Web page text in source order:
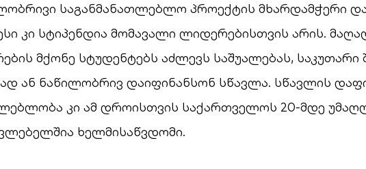
საგანმანათლებლო პროექტის მხარდამჭერი
კი სტიპენდია მომავალი ლიდერებისთვის არის.
მქონე სტუდენტებს აძლევს საშუალებას, საკუთარი
ან ნაწილობრივ დაიფინანსონ სწავლა. სწავლის
კი ამ დროისთვის საქართველოს 20-მდე
ხელმისაწვდომი.